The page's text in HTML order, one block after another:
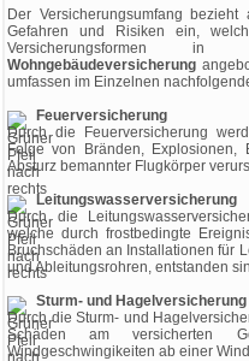
Der Versicherungsumfang
Gefahren und Risiken ein,
Versicherungsformen in
Wohngebäudeversicherung
umfassen im Einzelnen
Feuerversicherung
Durch die Feuerversicherung
Folge von Bränden,
Absturz bemannter Flugkörper
Leitungswasserversicherung
Durch die
welche durch frostbedingte
Bruchschäden an Installationen für
und Ableitungsrohren, entstanden
Sturm- und Hagelversicherung
Durch die Sturm- und
Schäden am versicherten
Windgeschwingikeiten ab einer